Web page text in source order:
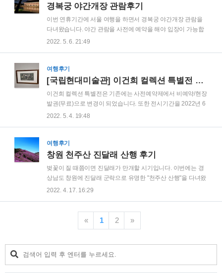
입니다. 일명 꽃이 오랫동안 피어 있어서 백일홍나무라고 합니
있습니다. 1년 중 7~8월에 만개하는 나무로써 더운 여름이지만
배롱나무를 보게 되면 더위를 잊을 수 있습니다. 주차장에 주차
를 하시고 5분정도 걸어 들어오면 병산서원을 알리는 멋진 문을
볼 수 있습니다. 배롱나무와 함께한..
경복궁 야간개장 관람후기
이번 연휴기간에 서울 여행을 하면서 경복궁 야간개장 관람을
다녀왔습니다. 야간 관람을 사전에 예약을 해야 입장이 가능합
니다. 사전에 티켓팅을 성공해서 이번에 다녀왔고 주간에 보는
관람 및 예약방법 경복궁은 데이트로 코스로 유명한 관광지입
니다. 평소에는 야간개장을 하지 않는데 특정 기간에만 야간개
과 시간에 대해 알아보겠 newscatch.kr 예약을 완료하셨다면 바
로 입장이 가능한게 아니라, 별도 매표소에서 티켓으로 교환해
야 입장이 가능합니다. 사람들이 많이 몰리는 시간에 입장을 하
다보니 20분정도 기다렸다가 티켓으로 교환 할 수 ..
2022. 5. 6. 21:49
여행후기
[국립현대미술관] 이건희 컬렉션 특별전 관람 후기
이건희 컬렉션 특별전은 기존에는 사전예약제에서 비예약/현장
발권(무료)으로 변경이 되었습니다. 또한 전시기간을 2022년 6
월 6일까지 연장하여 운영할 계획입니다. 이건희 컬렉션은 故이
회라고 보시면 됩니다. 이건희 컬렉션 특별전 상세안내 국립현
대미술관 입구로 들어가면 티켓팅 하는 데가 눈에 바로 보이실
데, 위 티켓 없이 입장이 불가능하므로 반드시 무료라도 티켓을
받으셔야 합니다. 티켓을 받고 정면에 보이는 이건희 컬렉션 특
별전 입구로 이동하시면 됩니다. 제가 방문한 날을 평일인데도
사람들이 매우 많았습니다. 평일인데도 사람..
2022. 5. 4. 19:48
여행후기
창원 천주산 진달래 산행 후기
벚꽃이 질 때쯤이면 진달래가 만개할 시기입니다. 이번에는 경
상남도 창원에 진달래 군락으로 유명한 "천주산 산행"을 다녀왔
습니다. 주말에는 등산객들이 많이 몰리는 곳이라서 주차도 힘
다. 천주산 등산코스와 주차에 대해 알려드리고 산행 후기를 기
록해 나가려고 합니다. 천주산 등산코스 천주산 등산코스는 크
→ 정상 → 함안 고개 → 만남의 광장 → 천주암약수터 → 천주
암 입구 - 연장 : 5.1Km, 소요시간 : 2시간 10분 달천계곡 주차장
2022. 4. 17. 16:29
« 1 2 »